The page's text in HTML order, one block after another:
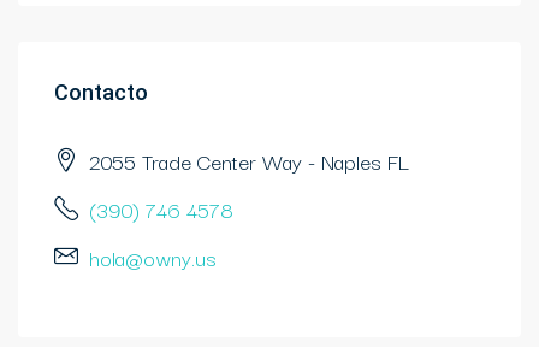
Contacto
2055 Trade Center Way - Naples FL
(390) 746 4578
hola@owny.us